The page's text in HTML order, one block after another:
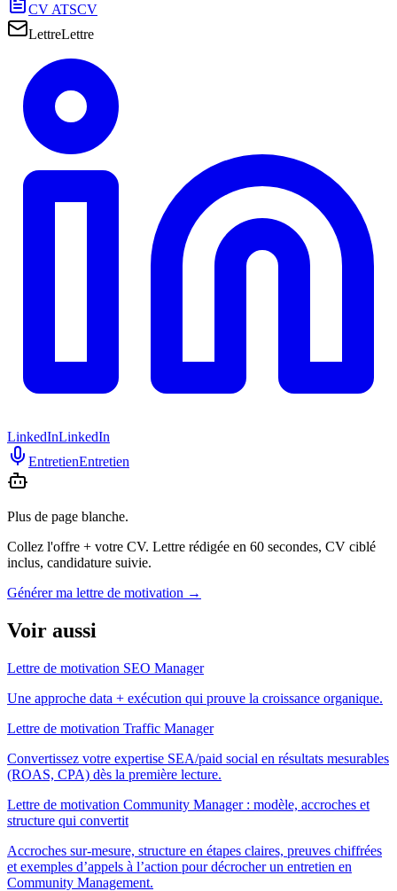
CV ATSCV
LettreLettre
LinkedInLinkedIn
EntretienEntretien
Plus de page blanche.
Collez l'offre + votre CV. Lettre rédigée en 60 secondes, CV ciblé
inclus, candidature suivie.
Générer ma lettre de motivation →
Voir aussi
Lettre de motivation SEO Manager
Une approche data + exécution qui prouve la croissance organique.
Lettre de motivation Traffic Manager
Convertissez votre expertise SEA/paid social en résultats mesurables
(ROAS, CPA) dès la première lecture.
Lettre de motivation Community Manager : modèle, accroches et
structure qui convertit
Accroches sur-mesure, structure en étapes claires, preuves chiffrées
et exemples d’appels à l’action pour décrocher un entretien en
Community Management.